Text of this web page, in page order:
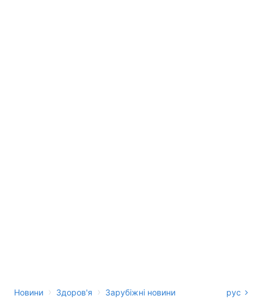
Новини › Здоров'я › Зарубіжні новини рус